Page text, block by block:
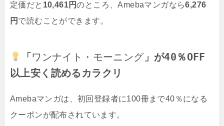
定価だと 10,461円のところ、Amebaマンガなら6,276
円 で読むことができます。
「ワンナイト・モーニング」が40％OFF
以上安く読めるカラクリ
Amebaマンガは、初回登録者に100冊まで40％になる
クーポンが配布されています。